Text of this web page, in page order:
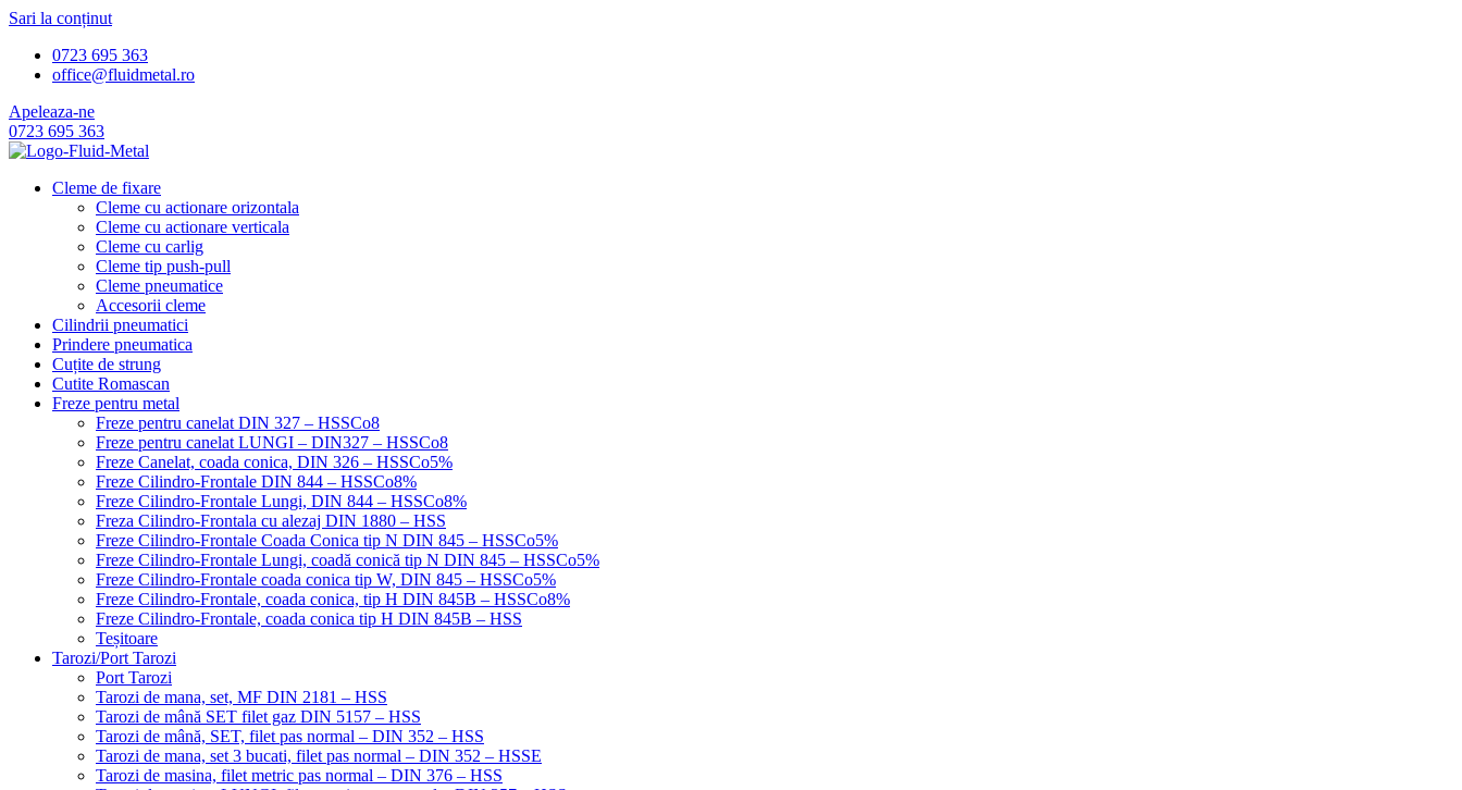
Sari la conținut
0723 695 363
office@fluidmetal.ro
Apeleaza-ne
0723 695 363
Cleme de fixare
Cleme cu actionare orizontala
Cleme cu actionare verticala
Cleme cu carlig
Cleme tip push-pull
Cleme pneumatice
Accesorii cleme
Cilindrii pneumatici
Prindere pneumatica
Cuțite de strung
Cutite Romascan
Freze pentru metal
Freze pentru canelat DIN 327 – HSSCo8
Freze pentru canelat LUNGI – DIN327 – HSSCo8
Freze Canelat, coada conica, DIN 326 – HSSCo5%
Freze Cilindro-Frontale DIN 844 – HSSCo8%
Freze Cilindro-Frontale Lungi, DIN 844 – HSSCo8%
Freza Cilindro-Frontala cu alezaj DIN 1880 – HSS
Freze Cilindro-Frontale Coada Conica tip N DIN 845 – HSSCo5%
Freze Cilindro-Frontale Lungi, coadă conică tip N DIN 845 – HSSCo5%
Freze Cilindro-Frontale coada conica tip W, DIN 845 – HSSCo5%
Freze Cilindro-Frontale, coada conica, tip H DIN 845B – HSSCo8%
Freze Cilindro-Frontale, coada conica tip H DIN 845B – HSS
Teșitoare
Tarozi/Port Tarozi
Port Tarozi
Tarozi de mana, set, MF DIN 2181 – HSS
Tarozi de mână SET filet gaz DIN 5157 – HSS
Tarozi de mână, SET, filet pas normal – DIN 352 – HSS
Tarozi de mana, set 3 bucati, filet pas normal – DIN 352 – HSSE
Tarozi de masina, filet metric pas normal – DIN 376 – HSS